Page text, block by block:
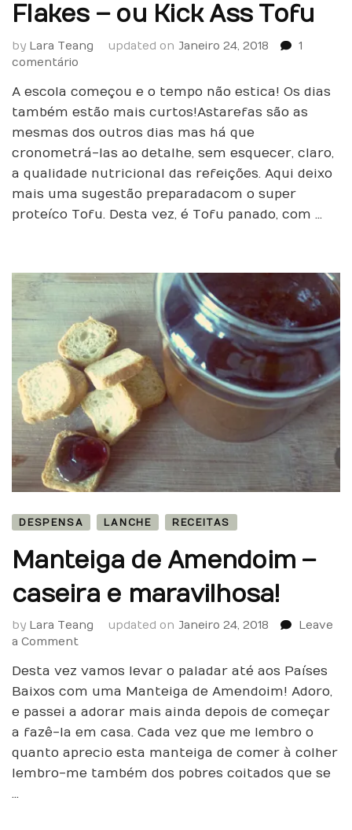
Flakes – ou Kick Ass Tofu
by Lara Teang updated on Janeiro 24, 2018
1
comentário
Panado
com
Corn
Flakes
–
ou
Kick
Ass
A escola começou e o tempo não estica! Os dias
também estão mais curtos! As tarefas são as
mesmas dos outros dias mas há que
cronometrá-las ao detalhe, sem esquecer, claro,
a qualidade nutricional das refeições. Aqui deixo
mais uma sugestão preparada com o super
proteíco Tofu. Desta vez, é Tofu panado, com …
DESPENSA LANCHE RECEITAS
Manteiga de Amendoim –
caseira e maravilhosa!
by Lara Teang updated on Janeiro 24, 2018
Leave
a Comment
de
Amendoim
–
e
maravilhosa!
Desta vez vamos levar o paladar até aos Países
Baixos com uma Manteiga de Amendoim! Adoro,
e passei a adorar mais ainda depois de começar
a fazê-la em casa. Cada vez que me lembro o
quanto aprecio esta manteiga de comer à colher
lembro-me também dos pobres coitados que se
…